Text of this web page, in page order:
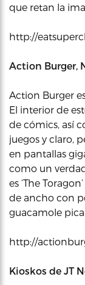
que retan la
http://
Action Burger,
Action Burger
El interior de
de cómics, así
juegos y claro,
en pantallas
como un
es ‘The
de ancho con
guacamole
http://
Kioskos de JT